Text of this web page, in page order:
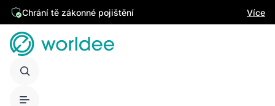
Chrání tě zákonné pojištění Více